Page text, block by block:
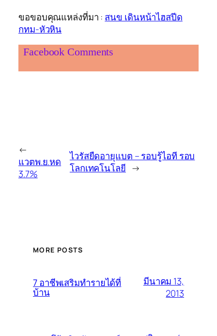
ขอขอบคุณแหล่งที่มา : สนข เดินหน้าไฮสปีด
กทม-หัวหิน
Facebook Comments
←
แวตพ.ย.หด
3.7%
ไวรัสยืดอายุแบต – รอบรู้ไอที รอบ
โลกเทคโนโลยี →
MORE POSTS
7 อาชีพเสริมทำรายได้ที่
บ้าน
มีนาคม 13,
2013